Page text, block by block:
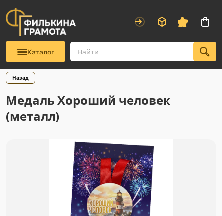
Каталог
Назад
Медаль Хороший человек
(металл)